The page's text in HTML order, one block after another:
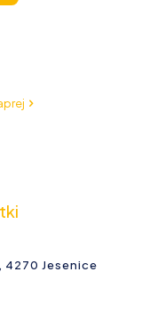
4270 Jesenice